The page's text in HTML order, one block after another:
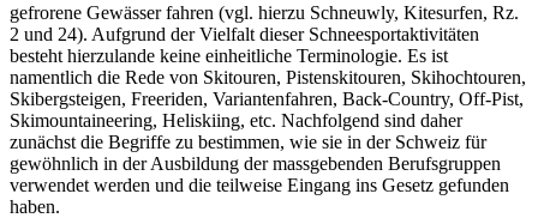
gefrorene Gewässer fahren (vgl. hierzu Schneuwly, Kitesurfen, Rz.
2 und 24). Aufgrund der Vielfalt dieser Schneesportaktivitäten
besteht hierzulande keine einheitliche Terminologie. Es ist
namentlich die Rede von Skitouren, Pistenskitouren, Skihochtouren,
Skibergsteigen, Freeriden, Variantenfahren, Back-Country, Off-Pist,
Skimountaineering, Heliskiing, etc. Nachfolgend sind daher
zunächst die Begriffe zu bestimmen, wie sie in der Schweiz für
gewöhnlich in der Ausbildung der massgebenden Berufsgruppen
verwendet werden und die teilweise Eingang ins Gesetz gefunden
haben.